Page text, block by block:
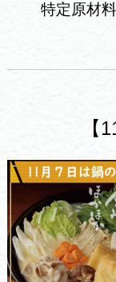
特定原材
【